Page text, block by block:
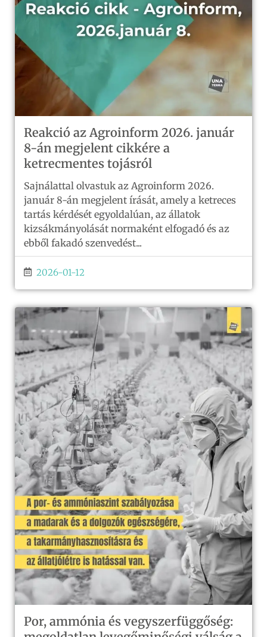
Reakció az Agroinform 2026. január
8-án megjelent cikkére a
ketrecmentes tojásról
2026-01-12
Sajnálattal olvastuk az Agroinform 2026.
január 8-án megjelent írását, amely a ketreces
tartás kérdését egyoldalúan, az állatok
kizsákmányolását normaként elfogadó és az
ebből fakadó szenvedést...
Por, ammónia és vegyszerfüggőség: